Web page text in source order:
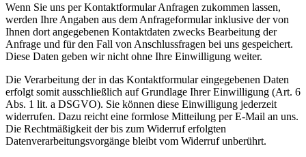
Wenn Sie uns per Kontaktformular Anfragen zukommen lassen,
werden Ihre Angaben aus dem Anfrageformular inklusive der von
Ihnen dort angegebenen Kontaktdaten zwecks Bearbeitung der
Anfrage und für den Fall von Anschlussfragen bei uns gespeichert.
Diese Daten geben wir nicht ohne Ihre Einwilligung weiter.
Die Verarbeitung der in das Kontaktformular eingegebenen Daten
erfolgt somit ausschließlich auf Grundlage Ihrer Einwilligung (Art. 6
Abs. 1 lit. a DSGVO). Sie können diese Einwilligung jederzeit
widerrufen. Dazu reicht eine formlose Mitteilung per E-Mail an uns.
Die Rechtmäßigkeit der bis zum Widerruf erfolgten
Datenverarbeitungsvorgänge bleibt vom Widerruf unberührt.